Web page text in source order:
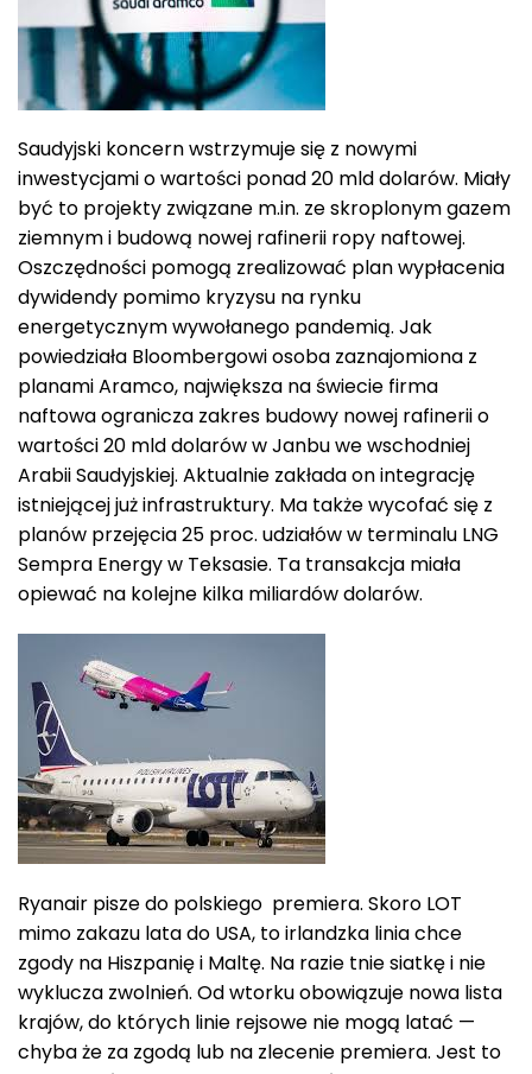
Saudyjski koncern wstrzymuje się z nowymi
inwestycjami o wartości ponad 20 mld dolarów. Miały
być to projekty związane m.in. ze skroplonym gazem
ziemnym i budową nowej rafinerii ropy naftowej.
Oszczędności pomogą zrealizować plan wypłacenia
dywidendy pomimo kryzysu na rynku
energetycznym wywołanego pandemią. Jak
powiedziała Bloombergowi osoba zaznajomiona z
planami Aramco, największa na świecie firma
naftowa ogranicza zakres budowy nowej rafinerii o
wartości 20 mld dolarów w Janbu we wschodniej
Arabii Saudyjskiej. Aktualnie zakłada on integrację
istniejącej już infrastruktury. Ma także wycofać się z
planów przejęcia 25 proc. udziałów w terminalu LNG
Sempra Energy w Teksasie. Ta transakcja miała
opiewać na kolejne kilka miliardów dolarów.
Ryanair pisze do polskiego premiera. Skoro LOT
mimo zakazu lata do USA, to irlandzka linia chce
zgody na Hiszpanię i Maltę. Na razie tnie siatkę i nie
wyklucza zwolnień. Od wtorku obowiązuje nowa lista
krajów, do których linie rejsowe nie mogą latać —
chyba że za zgodą lub na zlecenie premiera. Jest to